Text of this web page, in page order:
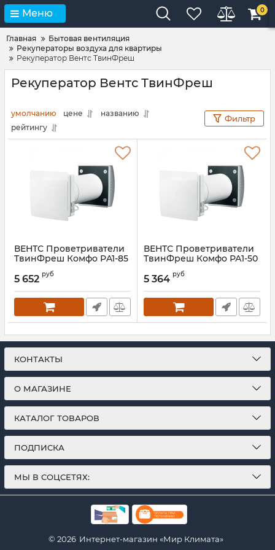
Меню 0
Главная
Бытовая вентиляция
Рекуператоры воздуха для квартиры
Рекуператор Вентс ТвинФреш
Рекуператор Вентс ТвинФреш
умолчанию цене
названию
рейтингу
Фильтр
ВЕНТС Проветриватели
ТвинФреш Комфо РA1-85
Артикул: 00000027475
5 652 руб
ВЕНТС Проветриватели
ТвинФреш Комфо РА1-50
Артикул: 00000022651
5 364 руб
КОНТАКТЫ
О МАГАЗИНЕ
КАТАЛОГ ТОВАРОВ
ПОДПИСКА
МЫ В СОЦСЕТЯХ:
© 2026 Интернет-магазин «Мир Климата»